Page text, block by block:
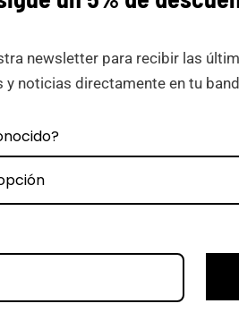
newsletter para recibir las
y noticias directamente en tu